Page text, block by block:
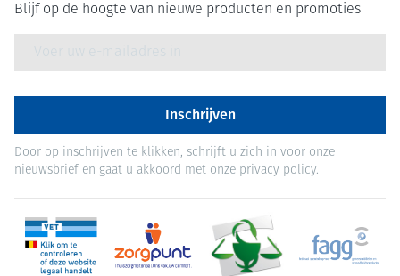
Blijf op de hoogte van nieuwe producten en promoties
Inschrijven
Door op inschrijven te klikken, schrijft u zich in voor onze
nieuwsbrief en gaat u akkoord met onze privacy policy.